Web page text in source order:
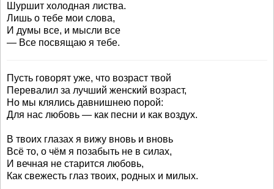
Шуршит холодная листва.
Лишь о тебе мои слова,
И думы все, и мысли все
— Все посвящаю я тебе.
Пусть говорят уже, что возраст твой
Перевалил за лучший женский возраст,
Но мы клялись давнишнею порой:
Для нас любовь — как песни и как воздух.
В твоих глазах я вижу вновь и вновь
Всё то, о чём я позабыть не в силах,
И вечная не старится любовь,
Как свежесть глаз твоих, родных и милых.